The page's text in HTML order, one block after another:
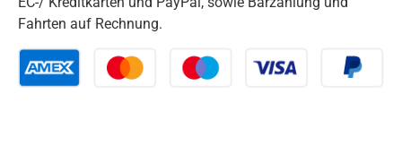
Fahrten auf Rechnung.